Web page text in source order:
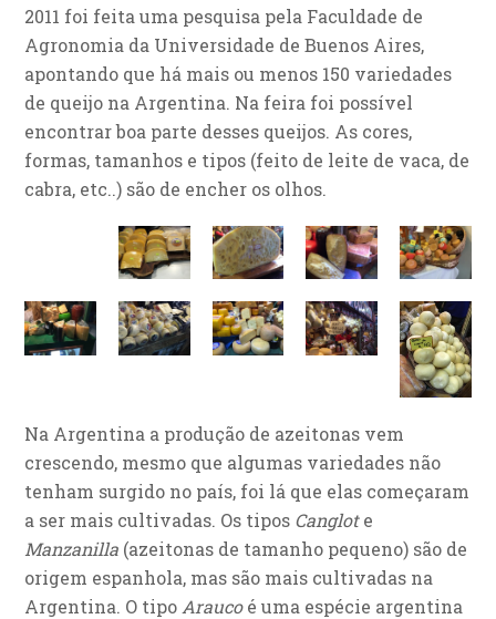
2011 foi feita uma pesquisa pela Faculdade de
Agronomia da Universidade de Buenos Aires,
apontando que há mais ou menos 150 variedades
de queijo na Argentina. Na feira foi possível
encontrar boa parte desses queijos. As cores,
formas, tamanhos e tipos (feito de leite de vaca, de
cabra, etc..) são de encher os olhos.
Na Argentina a produção de azeitonas vem
crescendo, mesmo que algumas variedades não
tenham surgido no país, foi lá que elas começaram
a ser mais cultivadas. Os tipos Canglote
Manzanilla (azeitonas de tamanho pequeno) são de
origem espanhola, mas são mais cultivadas na
Argentina. O tipo Araucoé uma espécie argentina